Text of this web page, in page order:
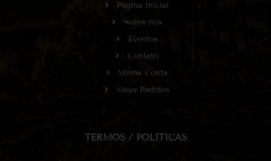
Página Inicial
Sobre nós
Eventos
Contato
Minha Conta
Meus Pedidos
TERMOS / POLÍTICAS